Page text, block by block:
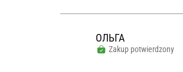
ОЛЬГА
Zakup potwierdzony